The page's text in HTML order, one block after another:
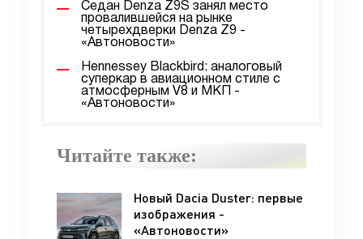
Седан Denza Z9S занял место
провалившейся на рынке
четырехдверки Denza Z9 -
«Автоновости»
Hennessey Blackbird: аналоговый
суперкар в авиационном стиле с
атмосферным V8 и МКП -
«Автоновости»
Читайте также:
Новый Dacia Duster: первые
изображения -
«Автоновости»